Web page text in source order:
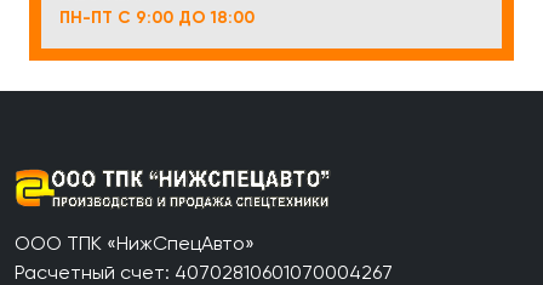
ПН-ПТ С 9:00 ДО 18:00
ООО ТПК «НижСпецАвто»
Расчетный счет: 40702810601070004267